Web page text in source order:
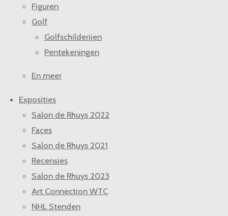
Figuren
Golf
Golfschilderijen
Pentekeningen
En meer
Exposities
Salon de Rhuys 2022
Faces
Salon de Rhuys 2021
Recensies
Salon de Rhuys 2023
Art Connection WTC
NHL Stenden